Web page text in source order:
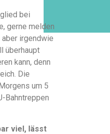
bei
gerne melden
irgendwie
überhaupt
kann, denn
Die
um 5
Bahntreppen
viel, lässt